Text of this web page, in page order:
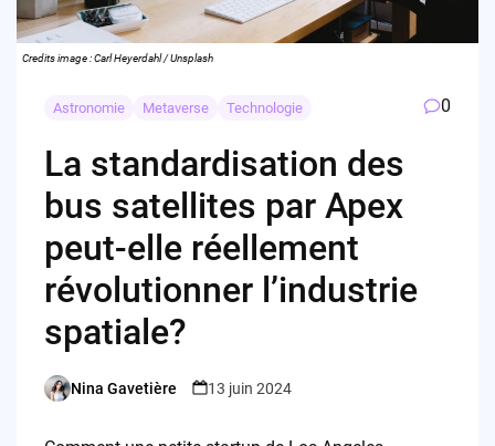
Credits image : Carl Heyerdahl / Unsplash
Astronomie Metaverse Technologie 0
La standardisation des
bus satellites par Apex
peut-elle réellement
révolutionner l’industrie
spatiale?
Posted
Nina Gavetière 13 juin 2024